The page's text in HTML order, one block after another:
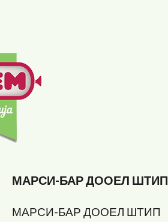
МАРСИ-БАР ДООЕЛ ШТИП
МАРСИ-БАР ДООЕЛ ШТИП